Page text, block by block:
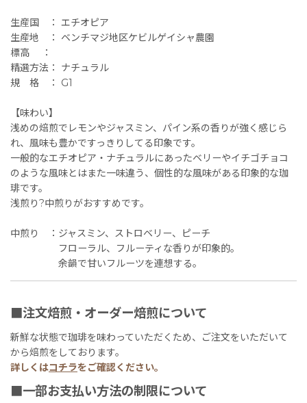
生産国 ： エチオピア
生産地 ： ベンチマジ地区ケビルゲイシャ農園
標高 ：
精選方法： ナチュラル
規 格 ： G1
【味わい】
浅めの焙煎でレモンやジャスミン、パイン系の香りが強く感じら
れ、風味も豊かですっきりしてる印象です。
一般的なエチオピア・ナチュラルにあったベリーやイチゴチョコ
のような風味とはまた一味違う、個性的な風味がある印象的な珈
琲です。
浅煎り?中煎りがおすすめです。
中煎り ：ジャスミン、ストロベリー、ピーチ
フローラル、フルーティな香りが印象的。
余韻で甘いフルーツを連想する。
■注文焙煎・オーダー焙煎について
新鮮な状態で珈琲を味わっていただくため、ご注文をいただいて
から焙煎をしております。
詳しくはコチラをご確認ください。
■一部お支払い方法の制限について